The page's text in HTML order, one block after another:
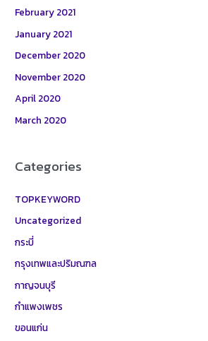
February 2021
January 2021
December 2020
November 2020
April 2020
March 2020
Categories
TOPKEYWORD
Uncategorized
กระบี่
กรุงเทพและปริมณฑล
กาญจนบุรี
กำแพงเพชร
ขอนแก่น